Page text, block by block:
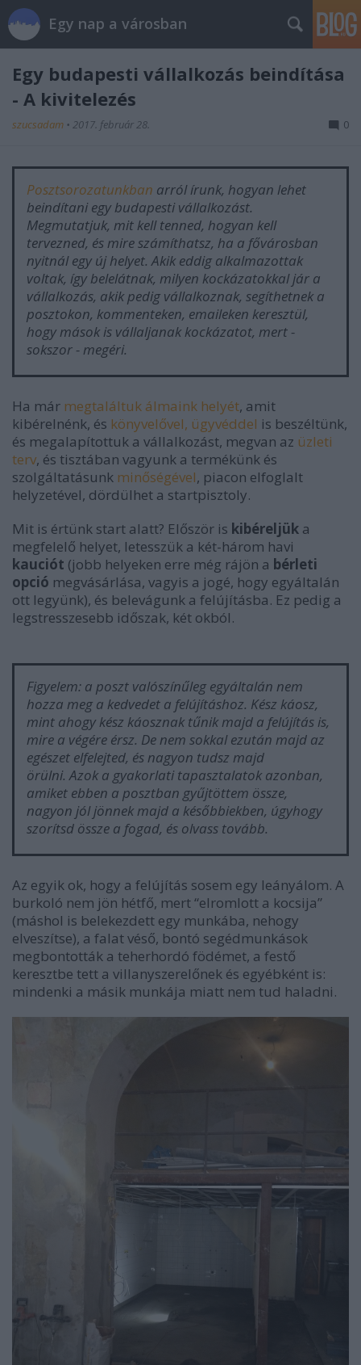
Egy nap a városban
Egy budapesti vállalkozás beindítása
- A kivitelezés
szucsadam • 2017. február 28. 0
Posztsorozatunkban arról írunk, hogyan lehet
beindítani egy budapesti vállalkozást.
Megmutatjuk, mit kell tenned, hogyan kell
tervezned, és mire számíthatsz, ha a fővárosban
nyitnál egy új helyet. Akik eddig alkalmazottak
voltak, így belelátnak, milyen kockázatokkal jár a
vállalkozás, akik pedig vállalkoznak, segíthetnek a
posztokon, kommenteken, emaileken keresztül,
hogy mások is vállaljanak kockázatot, mert -
sokszor - megéri.
Ha már megtaláltuk álmaink helyét, amit
kibérelnénk, és könyvelővel, ügyvéddel is beszéltünk,
és megalapítottuk a vállalkozást, megvan az üzleti
terv, és tisztában vagyunk a termékünk és
szolgáltatásunk minőségével, piacon elfoglalt
helyzetével, dördülhet a startpisztoly.
Mit is értünk start alatt? Először is kibéreljük a
megfelelő helyet, letesszük a két-három havi
kauciót (jobb helyeken erre még rájön a bérleti
opció megvásárlása, vagyis a jogé, hogy egyáltalán
ott legyünk), és belevágunk a felújításba. Ez pedig a
legstresszesebb időszak, két okból.
Figyelem: a poszt valószínűleg egyáltalán nem
hozza meg a kedvedet a felújításhoz. Kész káosz,
mint ahogy kész káosznak tűnik majd a felújítás is,
mire a végére érsz. De nem sokkal ezután majd az
egészet elfelejted, és nagyon tudsz majd
örülni. Azok a gyakorlati tapasztalatok azonban,
amiket ebben a posztban gyűjtöttem össze,
nagyon jól jönnek majd a későbbiekben, úgyhogy
szorítsd össze a fogad, és olvass tovább.
Az egyik ok, hogy a felújítás sosem egy leányálom. A
burkoló nem jön hétfő, mert “elromlott a kocsija”
(máshol is belekezdett egy munkába, nehogy
elveszítse), a falat véső, bontó segédmunkások
megbontották a teherhordó födémet, a festő
keresztbe tett a villanyszerelőnek és egyébként is:
mindenki a másik munkája miatt nem tud haladni.